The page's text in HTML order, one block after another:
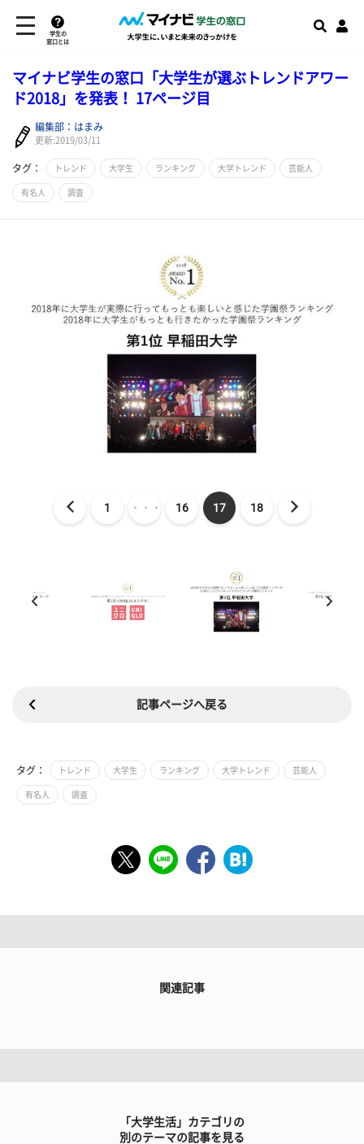
学生の
窓口とは
マイナビ学生の窓口「大学生が選ぶトレンドアワー
ド2018」を発表！ 17ページ目
編集部：はまみ
更新:2019/03/11
タグ： トレンド 大学生 ランキング 大学トレンド 芸能人
有名人 調査
1 ・・・ 16 17 18
記事ページへ戻る
タグ： トレンド 大学生 ランキング 大学トレンド 芸能人
有名人 調査
関連記事
「大学生活」カテゴリの
別のテーマの記事を見る